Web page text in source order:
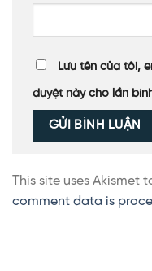
Lưu tên của tôi,
duyệt này cho lần
This site uses Akismet
comment data is